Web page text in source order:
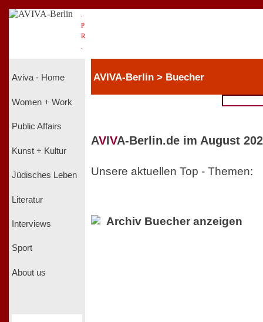
P
R
Aviva - Home
Women + Work
Public Affairs
Kunst + Kultur
Jüdisches Leben
Literatur
Interviews
Sport
About us
AVIVA-Berlin > Buecher
AVIVA-Berlin.de im August
Unsere aktuellen Top - Themen:
Archiv Buecher anzeigen